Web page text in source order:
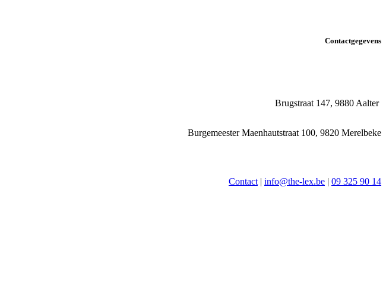
Contactgegevens
Brugstraat 147, 9880 Aalter
Burgemeester Maenhautstraat 100, 9820 Merelbeke
Contact | info@the-lex.be | 09 325 90 14